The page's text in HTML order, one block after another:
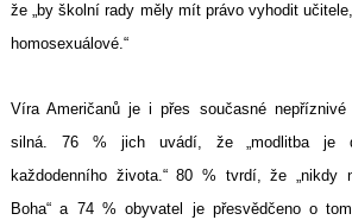
že „by školní rady měly mít právo vyhodit
homosexuálové.“
Víra Američanů je i přes současné
silná. 76 % jich uvádí, že „modlitba je
každodenního života.“ 80 % tvrdí, že „nikdy
Boha“ a 74 % obyvatel je přesvědčeno o